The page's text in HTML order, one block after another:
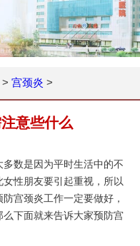
> 宫颈炎 >
意些什么
数是因为平时生活中的不
性朋友要引起重视，所以
宫颈炎工作一定要做好，
下面就来告诉大家预防宫